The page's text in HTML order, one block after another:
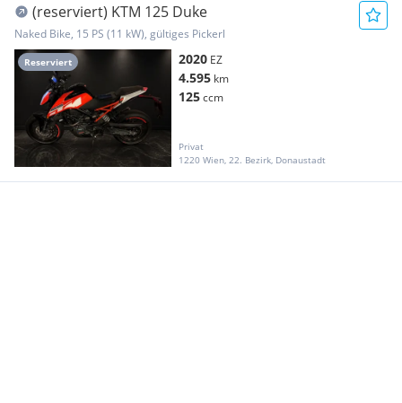
Reserviert
(reserviert) KTM 125 Duke
Naked Bike, 15 PS (11 kW), gültiges Pickerl
2020 EZ
4.595 km
125ccm
Privat
1220 Wien, 22. Bezirk, Donaustadt